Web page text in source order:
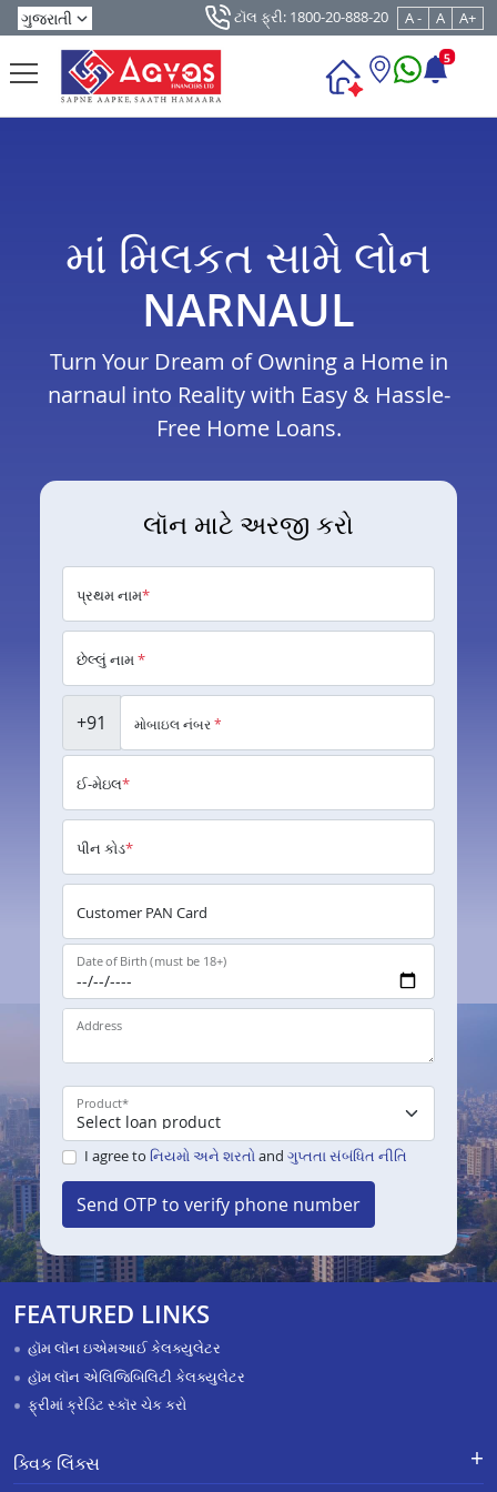
ટૉલ ફ્રી: 1800-20-888-20 A - A A+
5
માં મિલકત સામે લોન
NARNAUL
Turn Your Dream of Owning a Home in
narnaul into Reality with Easy & Hassle-
Free Home Loans.
લૉન માટે અરજી કરો
પ્રથમ નામ*
છેલ્લું નામ*
+91 મોબાઇલ નંબર*
ઈ-મેઇલ*
પીન કોડ*
Customer PAN Card
Date of Birth (must be 18+)
Address
Product*
I agree to નિયમો અને શરતોand ગુપ્તતા સંબંધિત નીતિ
Send OTP to verify phone number
FEATURED LINKS
હૉમ લૉન ઇએમઆઈ કેલક્યુલેટર
હૉમ લૉન એલિજિબિલિટી કેલક્યુલેટર
ફ્રીમાં ક્રેડિટ સ્કૉર ચેક કરો
ક્વિક લિંક્સ